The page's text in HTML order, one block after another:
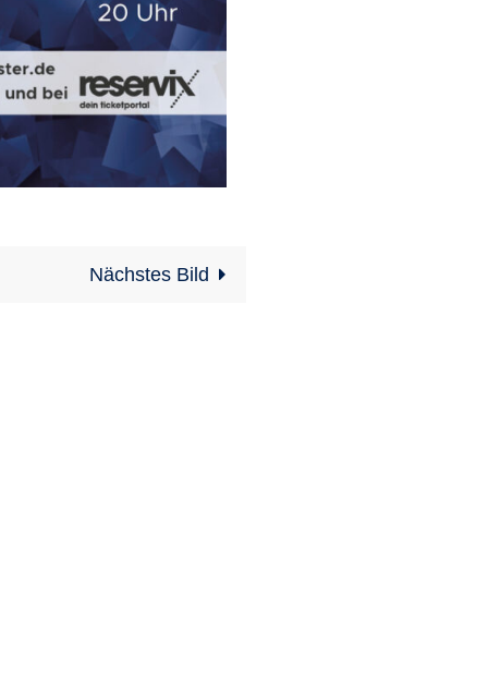
Nächstes Bild